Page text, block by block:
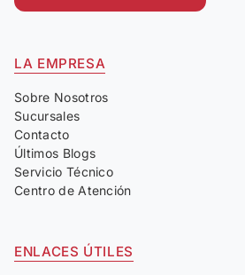
LA EMPRESA
Sobre Nosotros
Sucursales
Contacto
Últimos Blogs
Servicio Técnico
Centro de Atención
ENLACES ÚTILES